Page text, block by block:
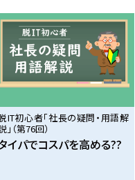
IT初心者「社長の疑問・用語解
」（第76回）
イパでコスパを高める??